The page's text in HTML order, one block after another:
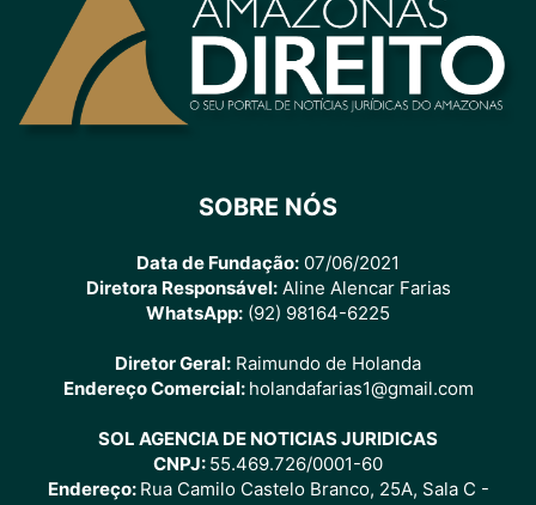
SOBRE NÓS
Data de Fundação: 07/06/2021
Diretora Responsável:Aline Alencar Farias
WhatsApp: (92) 98164-6225
Diretor Geral: Raimundo de Holanda
Endereço Comercial: holandafarias1@gmail.com
SOL AGENCIA DE NOTICIAS JURIDICAS
CNPJ: 55.469.726/0001-60
Endereço: Rua Camilo Castelo Branco, 25A, Sala C -